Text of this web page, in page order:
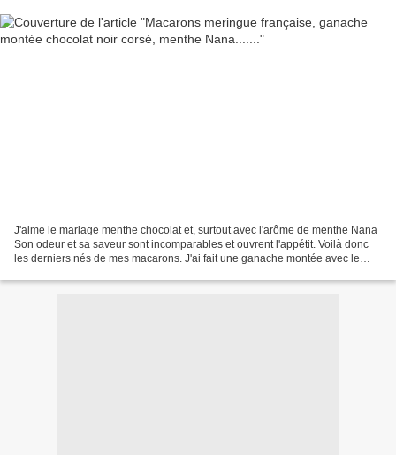
J'aime le mariage menthe chocolat et, surtout avec l'arôme de menthe Nana
Son odeur et sa saveur sont incomparables et ouvrent l'appétit. Voilà donc
les derniers nés de mes macarons. J'ai fait une ganache montée avec le